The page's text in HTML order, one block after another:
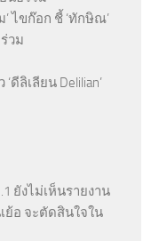
’ ไขก๊อก ชี้ ‘ทักษิณ’
วม
‘ดีลิเลียน Delilian’
ยังไม่เห็นรายงาน
ย้อ จะตัดสินใจใน